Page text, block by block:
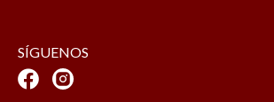
SÍGUENOS